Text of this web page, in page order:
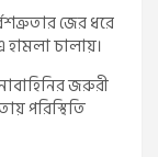
জের ধরে
হামলা চালায়।
জরুরী
পরিস্থিতি